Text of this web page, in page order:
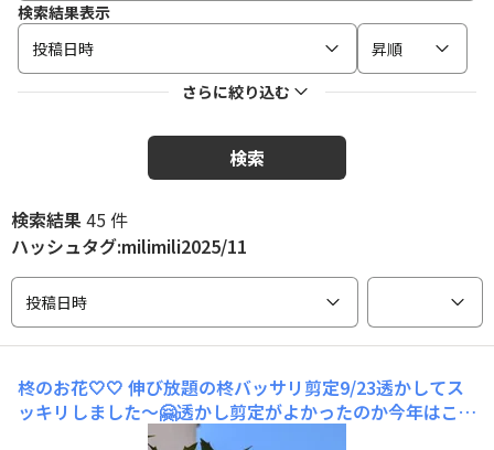
検索結果表示
投稿日時
昇順
さらに絞り込む
検索
検索結果45 件
ハッシュタグ:milimili2025/11
投稿日時
柊のお花🤍🤍 伸び放題の柊バッサリ剪定9/23透かしてス
ッキリしました〜🤗透かし剪定がよかったのか今年はこん
なにお花が咲いてくれました🤍🤍🤍綺麗です😍✨ mahalo